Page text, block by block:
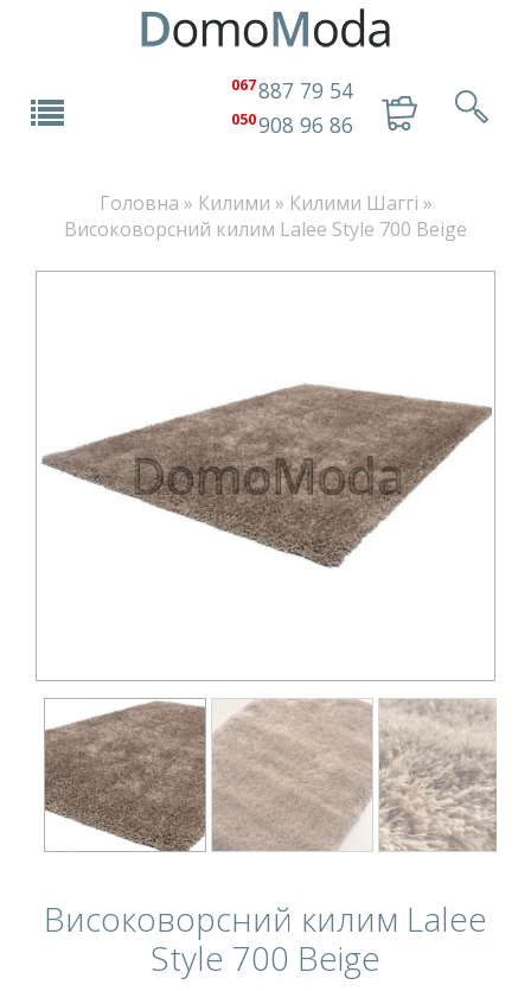
067887 79 54
050908 96 86
Головна » Килими » Килими Шаггі »
Високоворсний килим Lalee Style 700 Beige
Високоворсний килим Lalee
Style 700 Beige